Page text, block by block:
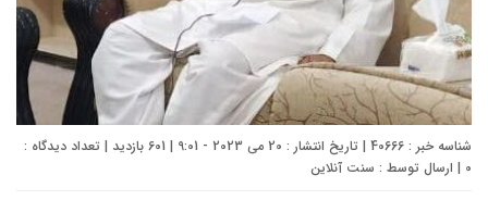
شناسه خبر : 40666 | تاریخ انتشار : 20 می 2023 - 9:01 | 601 بازدید | تعداد دیدگاه :
0 | ارسال توسط : سنت آنلاین